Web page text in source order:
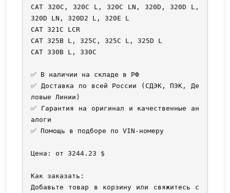
CAT 320C, 320C L, 320C LN, 320D, 320D L,
320D LN, 320D2 L, 320E L
CAT 321C LCR
CAT 325B L, 325C, 325C L, 325D L
CAT 330B L, 330C
✅ В наличии на складе в РФ
✅ Доставка по всей России (СДЭК, ПЭК, Де
ловые Линии)
✅ Гарантия на оригинал и качественные ан
алоги
✅ Помощь в подборе по VIN-номеру
Цена: от 3244.23 $
Как заказать:
Добавьте товар в корзину или свяжитесь с